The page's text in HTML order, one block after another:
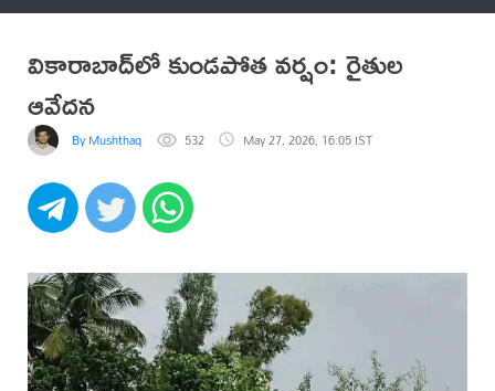
వికారాబాద్‌లో కుండపోత వర్షం: రైతుల
ఆవేదన
By Mushthaq 532 May 27, 2026, 16:05 IST